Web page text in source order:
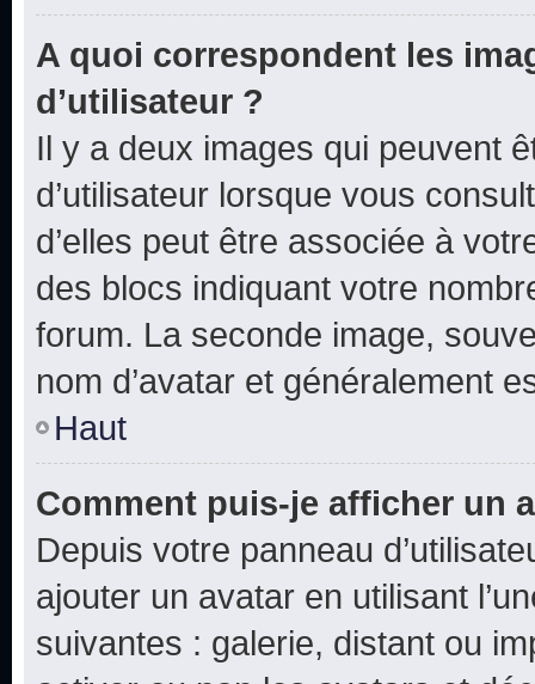
A quoi correspondent les
d’utilisateur ?
Il y a deux images qui peuvent
d’utilisateur lorsque vous
d’elles peut être associée à
des blocs indiquant votre
forum. La seconde image,
nom d’avatar et généralement
Haut
Comment puis-je afficher un
Depuis votre panneau
ajouter un avatar en utilisant
suivantes : galerie, distant ou